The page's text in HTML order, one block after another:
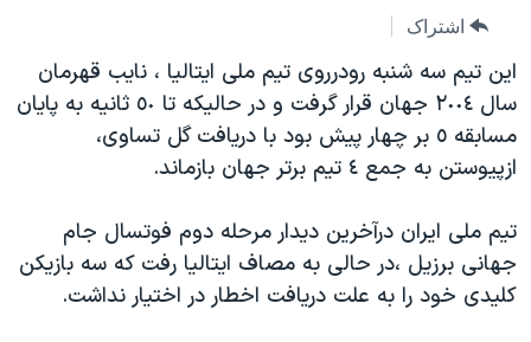
جهش
به
صفحه
اصلی
جهش
جستجو
ایران
جهان
ورزشی
ویژه برنامه‌ها
ویدیوها
برنامه های تلویزیونی
جدول برنامه ها
صفحه‌های ویژه
جام جهانی ۲۰۲۶
۲۵۰سالگی آمریکا
بایگانی برنامه‌های تلویزیونی
فرکانس‌های صدای آمریکا
پخش رادیویی
یادگیری زبان انگلیسی
دنبال کنید
اشتراک
این تیم سه شنبه رودرروی تیم ملی ایتالیا ، نایب قهرمان
سال ٢٠٠٤ جهان قرار گرفت و در حالیکه تا ٥٠ ثانیه به پایان
مسابقه ٥ بر چهار پیش بود با دریافت گل تساوی،
ازپیوستن به جمع ٤ تیم برتر جهان بازماند.
تیم ملی ایران درآخرین دیدار مرحله دوم فوتسال جام
جهانی برزیل ،در حالی به مصاف ایتالیا رفت که سه بازیکن
کلیدی خود را به علت دریافت اخطار در اختیار نداشت.